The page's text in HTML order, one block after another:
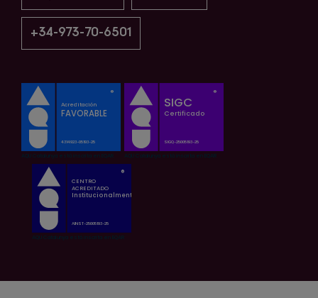
+34-973-70-6501